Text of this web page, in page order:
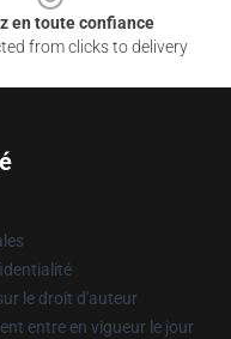
en toute confiance
from clicks to delivery
le droit d'auteur
entre en vigueur le jour